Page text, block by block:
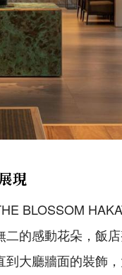
現
BLOSSOM
的感動花朵，飯
大廳牆面的裝飾